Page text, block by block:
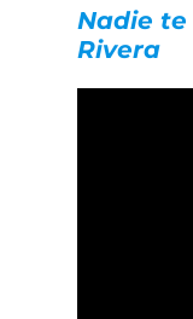
Nadie te
Rivera